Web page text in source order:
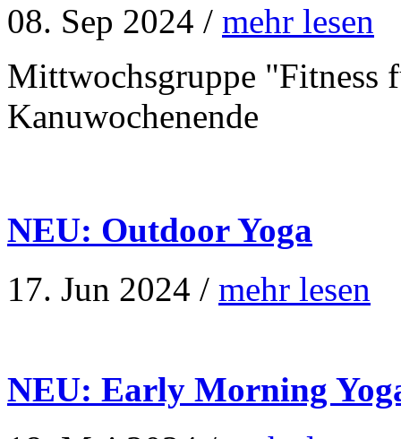
08. Sep 2024 / mehr lesen
Mittwochsgruppe "Fitness
Kanuwochenende
NEU: Outdoor Yoga
17. Jun 2024 / mehr lesen
NEU: Early Morning